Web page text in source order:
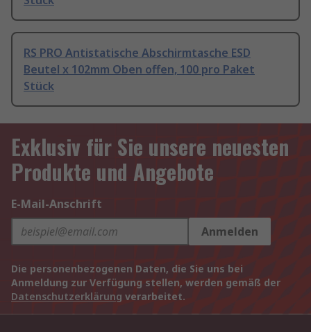
RS PRO Antistatische Abschirmtasche ESD
Beutel x 102mm Oben offen, 100 pro Paket
Stück
Exklusiv für Sie unsere neuesten
Produkte und Angebote
E-Mail-Anschrift
Anmelden
Die personenbezogenen Daten, die Sie uns bei
Anmeldung zur Verfügung stellen, werden gemäß der
Datenschutzerklärung verarbeitet.